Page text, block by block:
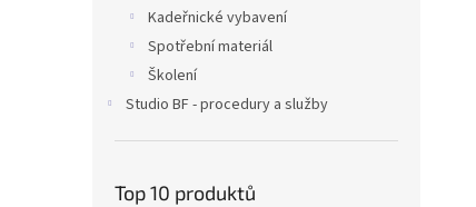
Kadeřnické vybavení
Spotřební materiál
Školení
Studio BF - procedury a služby
Top 10 produktů